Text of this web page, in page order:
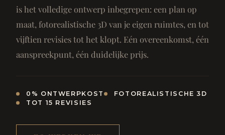
is het volledige ontwerp inbegrepen: een plan op
maat, fotorealistische 3D van je eigen ruimtes, en tot
vijftien revisies tot het klopt. Eén overeenkomst, één
aanspreekpunt, één duidelijke prijs.
0% ONTWERPKOST
FOTOREALISTISCHE 3D
TOT 15 REVISIES